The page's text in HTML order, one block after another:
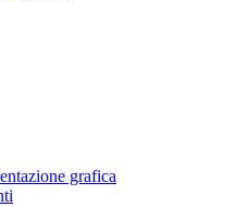
grafica